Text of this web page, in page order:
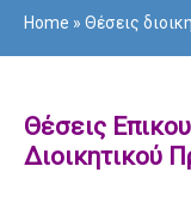
Home » Θέσεις
Θέσεις
Διοικητικού